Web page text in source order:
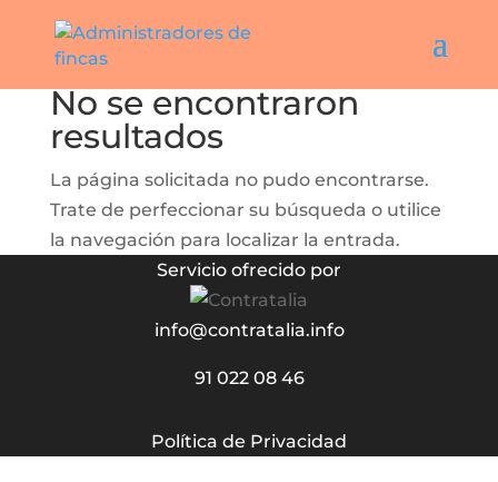
No se encontraron
resultados
La página solicitada no pudo encontrarse.
Trate de perfeccionar su búsqueda o utilice
la navegación para localizar la entrada.
Servicio ofrecido por
info@contratalia.info
91 022 08 46
Política de Privacidad